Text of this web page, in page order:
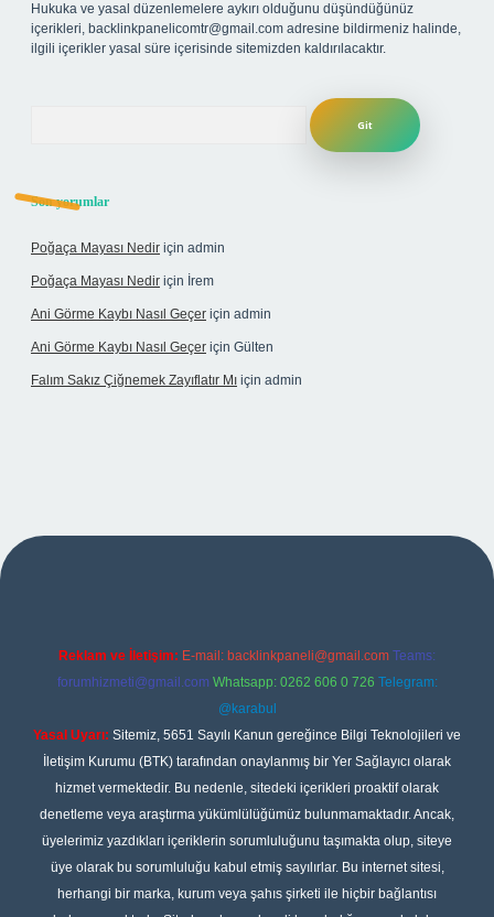
Hukuka ve yasal düzenlemelere aykırı olduğunu düşündüğünüz
içerikleri, backlinkpanelicomtr@gmail.com adresine bildirmeniz halinde,
ilgili içerikler yasal süre içerisinde sitemizden kaldırılacaktır.
Son yorumlar
Poğaça Mayası Nedir için admin
Poğaça Mayası Nedir için İrem
Ani Görme Kaybı Nasıl Geçer için admin
Ani Görme Kaybı Nasıl Geçer için Gülten
Falım Sakız Çiğnemek Zayıflatır Mı için admin
Reklam ve İletişim: E-mail: backlinkpaneli@gmail.com Teams:
forumhizmeti@gmail.com Whatsapp: 0262 606 0 726 Telegram:
@karabul
Yasal Uyarı: Sitemiz, 5651 Sayılı Kanun gereğince Bilgi Teknolojileri ve
İletişim Kurumu (BTK) tarafından onaylanmış bir Yer Sağlayıcı olarak
hizmet vermektedir. Bu nedenle, sitedeki içerikleri proaktif olarak
denetleme veya araştırma yükümlülüğümüz bulunmamaktadır. Ancak,
üyelerimiz yazdıkları içeriklerin sorumluluğunu taşımakta olup, siteye
üye olarak bu sorumluluğu kabul etmiş sayılırlar. Bu internet sitesi,
herhangi bir marka, kurum veya şahıs şirketi ile hiçbir bağlantısı